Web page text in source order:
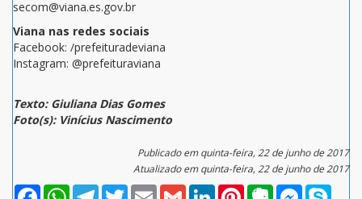
secom@viana.es.gov.br
Viana nas redes sociais
Facebook: /prefeituradeviana
Instagram: @prefeituraviana
Texto: Giuliana Dias Gomes
Foto(s): Vinícius Nascimento
Publicado em quinta-feira, 22 de junho de 2017
Atualizado em quinta-feira, 22 de junho de 2017
FacebookWhatsAppTelegramTwitterEmail Gmail LinkedInPinterestEvernoteMessenger